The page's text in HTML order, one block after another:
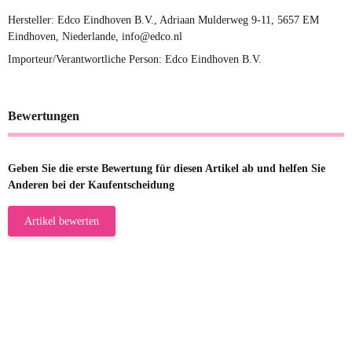
Hersteller: Edco Eindhoven B.V., Adriaan Mulderweg 9-11, 5657 EM
Eindhoven, Niederlande, info@edco.nl
Importeur/Verantwortliche Person: Edco Eindhoven B.V.
Bewertungen
Geben Sie die erste Bewertung für diesen Artikel ab und helfen Sie
Anderen bei der Kaufentscheidung
Artikel bewerten